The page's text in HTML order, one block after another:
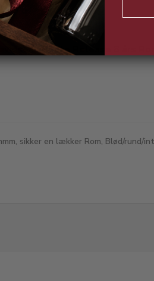
Pirate Release 8 års
sikker en lækker Rom, Blød/rund/